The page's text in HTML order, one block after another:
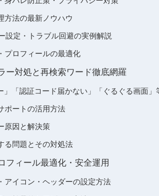
方法の最新ノウハウ
設定・トラブル回避の実例解説
プロフィールの最適化
ー対処と再検索ワード徹底網羅
」「認証コード届かない」「ぐるぐる画面
ポートの活用方法
原因と解決策
る問題とその対処法
フィール最適化・安全運用
アイコン・ヘッダーの設定方法